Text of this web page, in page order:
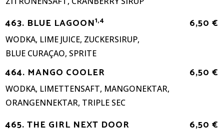
463. BLUE LAGOON1,4
WODKA, LIME JUICE, ZUCKERSIRUP,
BLUE CURAÇAO, SPRITE
6,50 €
464. MANGO COOLER
WODKA, LIMETTENSAFT, MANGONEKTAR,
ORANGENNEKTAR, TRIPLE SEC
6,50 €
465. THE GIRL NEXT DOOR 6,50 €